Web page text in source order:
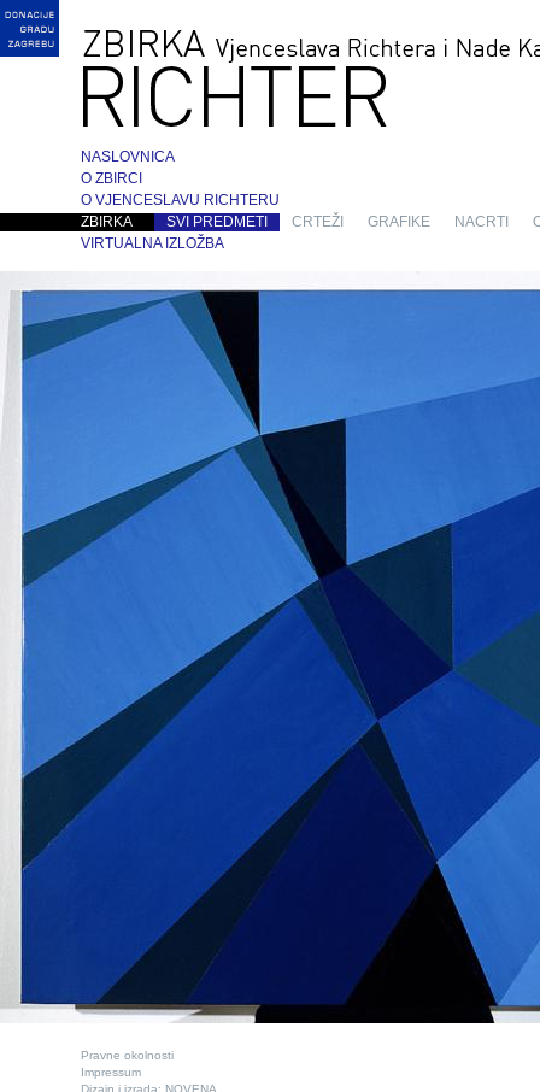
NASLOVNICA
O ZBIRCI
O VJENCESLAVU RICHTERU
ZBIRKA
SVI PREDMETI CRTEŽI GRAFIKE NACRTI
VIRTUALNA IZLOŽBA
Pravne okolnosti
Impressum
Dizajn i izrada: NOVENA